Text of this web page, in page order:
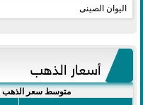
اليوان الصينى​
أسعار الذهب
متوسط سعر الذهب